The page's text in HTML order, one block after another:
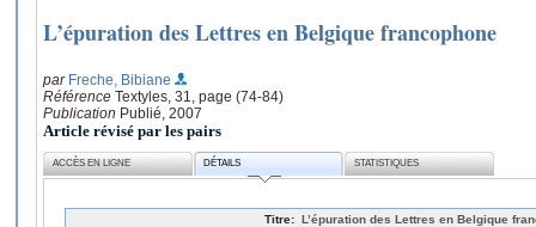
L’épuration des Lettres en Belgique francophone
par Freche, Bibiane
Référence Textyles, 31, page (74-84)
Publication Publié, 2007
Article révisé par les pairs
ACCÈS EN LIGNE DÉTAILS STATISTIQUES
Titre: L’épuration des Lettres en Belgique